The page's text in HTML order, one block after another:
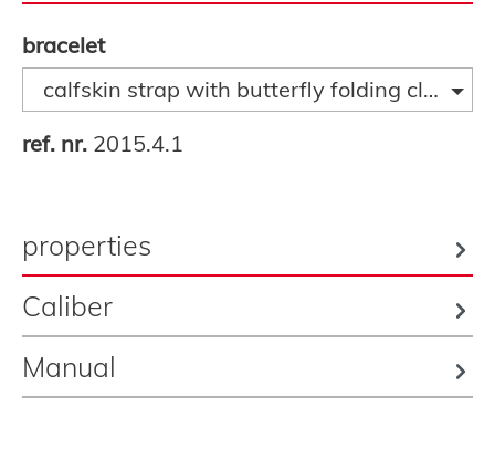
bracelet
calfskin strap with butterfly folding clasp
ref. nr. 2015.4.1
properties
Caliber
Manual